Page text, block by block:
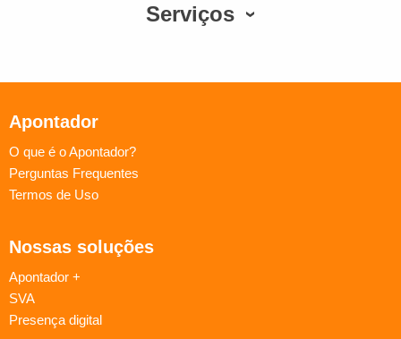
Serviços
Apontador
O que é o Apontador?
Perguntas Frequentes
Termos de Uso
Nossas soluções
Apontador +
SVA
Presença digital